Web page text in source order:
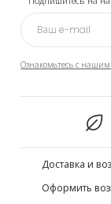
Ознакомьтесь с
Доставка и
Оформить